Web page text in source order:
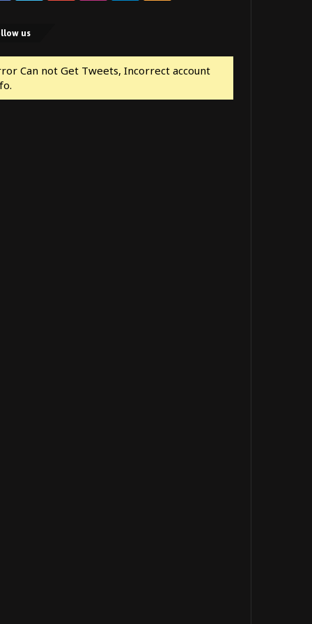
us
Can not Get Tweets, Incorrect account